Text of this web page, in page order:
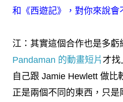
和《西遊記》，對你來說會
江：其實這個合作也是多虧
Pandaman 的動畫短片 才找
自己跟 Jamie Hewlett 做比
正是兩個不同的東西，只